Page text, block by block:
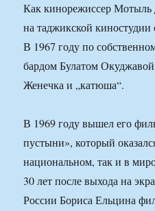
Как кинорежиссер Мотыль
на таджикской
В 1967 году по
бардом Булатом
Женечка и „катюша“.
В 1969 году вышел его
пустыни», который
национальном, так и в
30 лет после выхода на
России Бориса Ельцина